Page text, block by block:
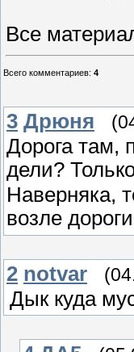
Все
Всего комментариев: 4
3 Дрюня
Дорога там,
дели?
Наверняка,
возле
2 notvar
Дык куда